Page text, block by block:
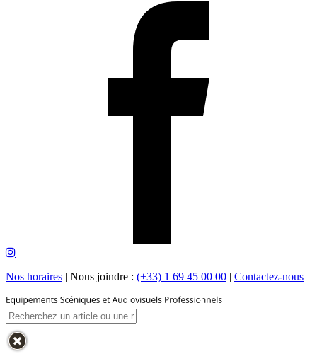
Nos horaires | Nous joindre : (+33) 1 69 45 00 00 | Contactez-nous